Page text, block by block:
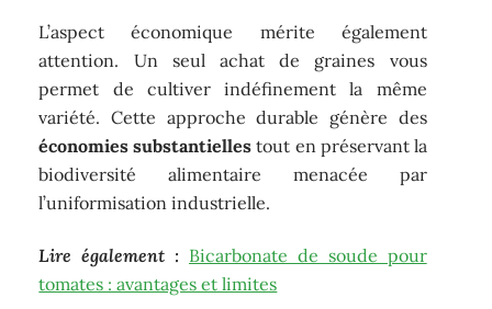
L’aspect économique mérite également
attention. Un seul achat de graines vous
permet de cultiver indéfinement la même
variété. Cette approche durable génère des
économies substantielles tout en préservant la
biodiversité alimentaire menacée par
l’uniformisation industrielle.
Lire également : Bicarbonate de soude pour
tomates : avantages et limites